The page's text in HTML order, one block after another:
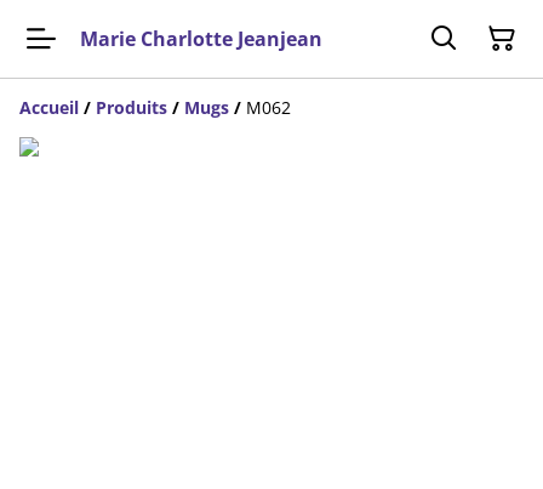
Marie Charlotte Jeanjean
Accueil / Produits / Mugs / M062